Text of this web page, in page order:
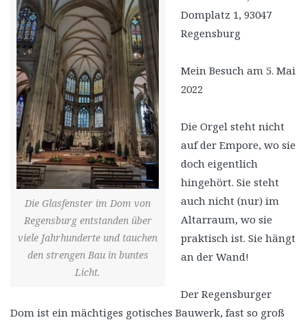
Die Glasfenster im Dom von
Regensburg entstanden über
viele Jahrhunderte und tauchen
den strengen Bau in buntes
Licht.
Domplatz 1, 93047
Regensburg
Mein Besuch am 5. Mai
2022
Die Orgel steht nicht
auf der Empore, wo sie
doch eigentlich
hingehört. Sie steht
auch nicht (nur) im
Altarraum, wo sie
praktisch ist. Sie hängt
an der Wand!
Der Regensburger
Dom ist ein mächtiges gotisches Bauwerk, fast so groß